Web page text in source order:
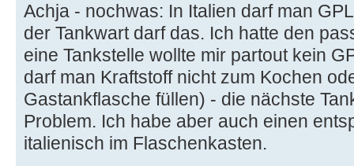
Achja - nochwas: In Italien darf man
der Tankwart darf das. Ich hatte den
eine Tankstelle wollte mir partout kein
darf man Kraftstoff nicht zum Kochen
Gastankflasche füllen) - die nächste
Problem. Ich habe aber auch einen
italienisch im Flaschenkasten.